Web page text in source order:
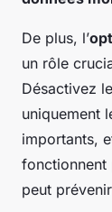
De plus, l’
un rôle
Désactivez
uniquement
importants,
fonctionnent
peut